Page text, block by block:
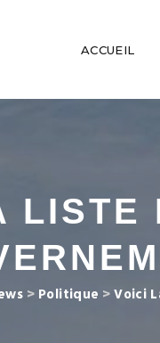
ACCUEIL
LISTE
> Politique >Voici